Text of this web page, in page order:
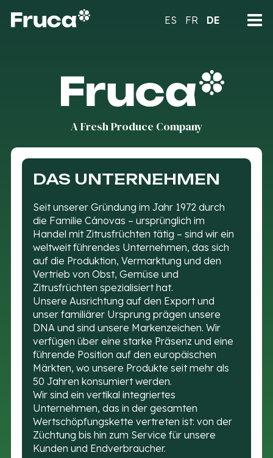
ES FR DE
A Fresh Produce Company
DAS UNTERNEHMEN
Seit unserer Gründung im Jahr 1972 durch
die Familie Cánovas – ursprünglich im
Handel mit Zitrusfrüchten tätig – sind wir ein
weltweit führendes Unternehmen, das sich
auf die Produktion, Vermarktung und den
Vertrieb von Obst, Gemüse und
Zitrusfrüchten spezialisiert hat.
Unsere Ausrichtung auf den Export und
unser familiärer Ursprung prägen unsere
DNA und sind unsere Markenzeichen. Wir
verfügen über eine starke Präsenz und eine
führende Position auf den europäischen
Märkten, wo unsere Produkte seit mehr als
50 Jahren konsumiert werden.
Wir sind ein vertikal integriertes
Unternehmen, das in der gesamten
Wertschöpfungskette vertreten ist: von der
Züchtung bis hin zum Service für unsere
Kunden und Endverbraucher.